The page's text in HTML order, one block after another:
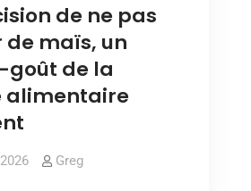
de ne pas
de maïs, un
de la
alimentaire
Greg